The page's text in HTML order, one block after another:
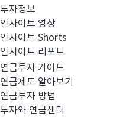
투자정보
인사이트 영상
인사이트 Shorts
인사이트 리포트
연금투자 가이드
연금제도 알아보기
연금투자 방법
투자와 연금센터
집합투자규약 및 투자설명서